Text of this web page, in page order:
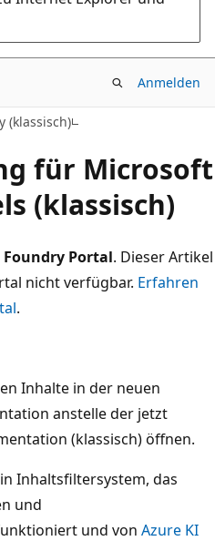
Anmelden
(klassisch)
für Microsoft
(klassisch)
Foundry Portal. Dieser Artikel
nicht verfügbar. Erfahren
.
Inhalte in der neuen
anstelle der jetzt
(klassisch) öffnen.
Inhaltsfiltersystem, das
und
und von Azure KI